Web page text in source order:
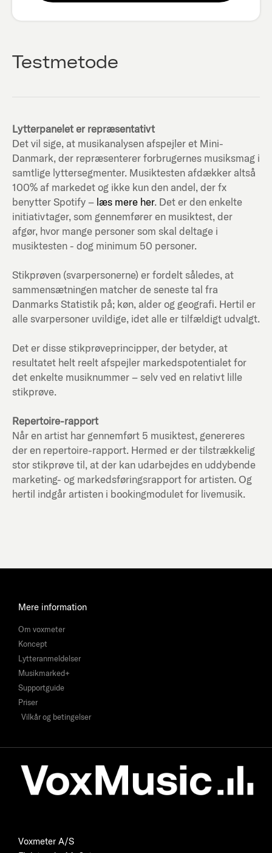
Testmetode
Lytterpanelet er repræsentativt
Det vil sige, at musikanalysen afspejler et Mini-
Danmark, der repræsenterer forbrugernes musiksmag i
samtlige lyttersegmenter. Musiktesten afdækker altså
100% af markedet og ikke kun den andel, der fx
benytter Spotify – læs mere her. Det er den enkelte
initiativtager, som gennemfører en musiktest, der
afgør, hvor mange personer som skal deltage i
musiktesten - dog minimum 50 personer.
Stikprøven (svarpersonerne) er fordelt således, at
sammensætningen matcher de seneste tal fra
Danmarks Statistik på; køn, alder og geografi. Hertil er
alle svarpersoner uvildige, idet alle er tilfældigt udvalgt.
Det er disse stikprøveprincipper, der betyder, at
resultatet helt reelt afspejler markedspotentialet for
det enkelte musiknummer – selv ved en relativt lille
stikprøve.
Repertoire-rapport
Når en artist har gennemført 5 musiktest, genereres
der en repertoire-rapport. Hermed er der tilstrækkelig
stor stikprøve til, at der kan udarbejdes en uddybende
marketing- og markedsføringsrapport for artisten. Og
hertil indgår artisten i bookingmodulet for livemusik.
Mere information
Om voxmeter
Koncept
Lytteranmeldelser
Musikmarked+
Supportguide
Priser
Vilkår og betingelser
Voxmeter A/S